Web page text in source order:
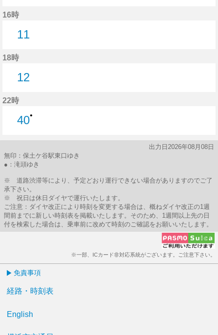
16時
11
18時
12
22時
40●
出力日2026年08月08日
無印：保土ケ谷駅東口ゆき
●：滝頭ゆき
※ 道路渋滞等により、予定どおり運行できない場合がありますのでご了
承下さい。
※ 祝日は休日ダイヤで運行いたします。
ご注意：ダイヤ改正により時刻を変更する場合は、概ねダイヤ改正の1週
間前までに新しい時刻表を掲載いたします。そのため、1週間以上先の日
付を検索した場合は、乗車前に改めて時刻のご確認をお願いいたします。
※一部、ICカード非対応系統がございます。ご注意下さい。
免責事項
経路・時刻表
English